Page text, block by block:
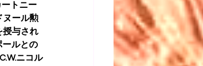
トニー
ヌール勲
授与され
ールとの
ニコル